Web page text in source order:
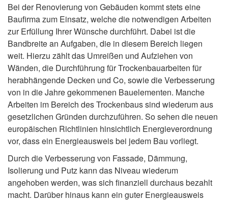
Bei der Renovierung von Gebäuden kommt stets eine
Baufirma zum Einsatz, welche die notwendigen Arbeiten
zur Erfüllung Ihrer Wünsche durchführt. Dabei ist die
Bandbreite an Aufgaben, die in diesem Bereich liegen
weit. Hierzu zählt das Umreißen und Aufziehen von
Wänden, die Durchführung für Trockenbauarbeiten für
herabhängende Decken und Co, sowie die Verbesserung
von in die Jahre gekommenen Bauelementen. Manche
Arbeiten im Bereich des Trockenbaus sind wiederum aus
gesetzlichen Gründen durchzuführen. So sehen die neuen
europäischen Richtlinien hinsichtlich Energieverordnung
vor, dass ein Energieausweis bei jedem Bau vorliegt.
Durch die Verbesserung von Fassade, Dämmung,
Isolierung und Putz kann das Niveau wiederum
angehoben werden, was sich finanziell durchaus bezahlt
macht. Darüber hinaus kann ein guter Energieausweis